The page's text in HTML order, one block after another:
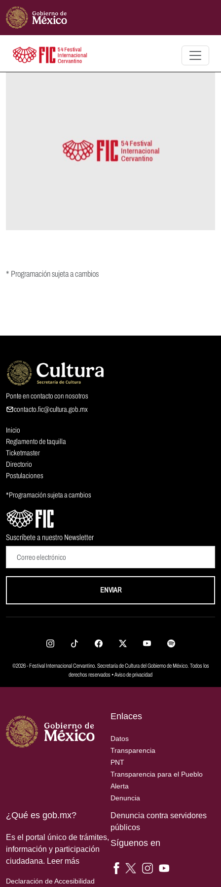
* Programación sujeta a cambios
Ponte en contacto con nosotros
contacto.fic@cultura.gob.mx
Inicio
Reglamento de taquilla
Ticketmaster
Directorio
Postulaciones
*Programación sujeta a cambios
Suscríbete a nuestro Newsletter
ENVIAR
©2026 - Festival Internacional Cervantino. Secretaría de Cultura del Gobierno de México. Todos los
derechos reservados •Aviso de privacidad
Enlaces
Datos
Transparencia
PNT
Transparencia para el Pueblo
Alerta
Denuncia
¿Qué es gob.mx?
Es el portal único de trámites,
información y participación
ciudadana. Leer más
Declaración de Accesibilidad
Denuncia contra servidores
públicos
Síguenos en